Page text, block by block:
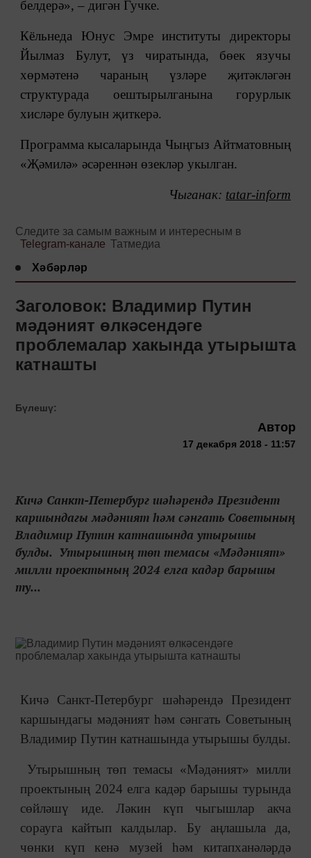
белдерә», ‒ дигән Гучке.
Кёльнеда Юнус Эмре институты директоры
Йылмаз Булут, үз чиратында, бөек язучы
хөрмәтенә чараның үзләре җитәкләгән
структурада оештырылганына горурлык
хисләре булуын җиткерә.
Программа кысаларында Чыңгыз Айтматовның
«Җәмилә» әсәреннән өзекләр укылган.
Чыганак: tatar-inform
Следите за самым важным и интересным в
Telegram-канале Татмедиа
Хәбәрләр
Заголовок: Владимир Путин
мәдәният өлкәсендәге
проблемалар хакында утырышта
катнашты
Бүлешү:
Автор
17 декабря 2018 - 11:57
Кичә Санкт-Петербург шәһәрендә Президент
каршындагы мәдәният һәм сәнгать Советының
Владимир Путин катнашында утырышы
булды. Утырышның төп темасы «Мәдәният»
милли проектының 2024 елга кадәр барышы
ту...
Кичә Санкт-Петербург шәһәрендә Президент
каршындагы мәдәният һәм сәнгать Советының
Владимир Путин катнашында утырышы булды.
Утырышның төп темасы «Мәдәният» милли
проектының 2024 елга кадәр барышы турында
сөйләшү иде. Ләкин күп чыгышлар акча
сорауга кайтып калдылар. Бу аңлашыла да,
чөнки күп кенә музей һәм китапханәләрдә